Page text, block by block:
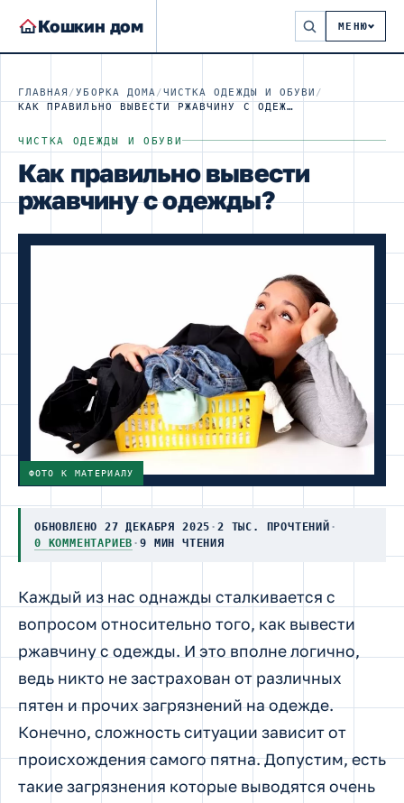
Кошкин дом МЕНЮ
ГЛАВНАЯ /УБОРКА ДОМА /ЧИСТКА ОДЕЖДЫ И ОБУВИ /
КАК ПРАВИЛЬНО ВЫВЕСТИ РЖАВЧИНУ С ОДЕЖДЫ?
ЧИСТКА ОДЕЖДЫ И ОБУВИ
Как правильно вывести
ржавчину с одежды?
ФОТО К МАТЕРИАЛУ
ОБНОВЛЕНО 27 ДЕКАБРЯ 2025 · 2 ТЫС. ПРОЧТЕНИЙ ·
0 КОММЕНТАРИЕВ ·9 МИН ЧТЕНИЯ
Каждый из нас однажды сталкивается с
вопросом относительно того, как вывести
ржавчину с одежды. И это вполне логично,
ведь никто не застрахован от различных
пятен и прочих загрязнений на одежде.
Конечно, сложность ситуации зависит от
происхождения самого пятна. Допустим, есть
такие загрязнения которые выводятся очень